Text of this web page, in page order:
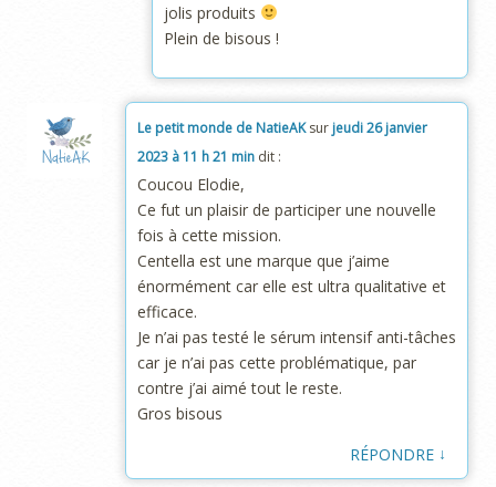
jolis produits
Plein de bisous !
Le petit monde de NatieAKsur jeudi 26 janvier
2023 à 11 h 21 min dit :
Coucou Elodie,
Ce fut un plaisir de participer une nouvelle
fois à cette mission.
Centella est une marque que j’aime
énormément car elle est ultra qualitative et
efficace.
Je n’ai pas testé le sérum intensif anti-tâches
car je n’ai pas cette problématique, par
contre j’ai aimé tout le reste.
Gros bisous
RÉPONDRE ↓